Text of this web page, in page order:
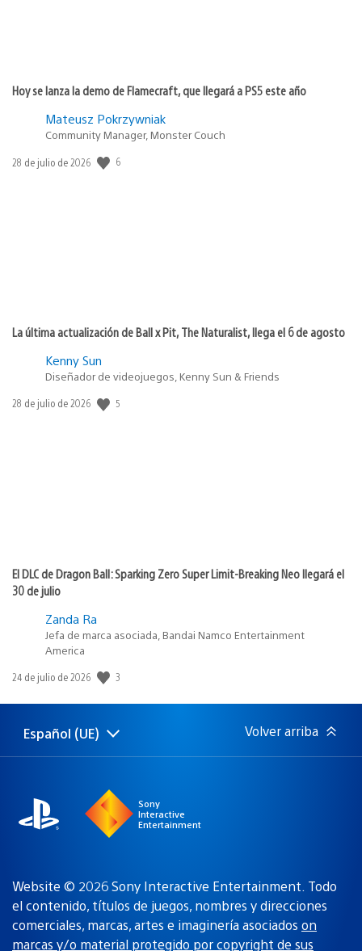
Hoy se lanza la demo de Flamecraft, que llegará a PS5 este año
Mateusz Pokrzywniak
Community Manager, Monster Couch
Fecha
28 de julio de 2026 6
La última actualización de Ball x Pit, The Naturalist, llega el 6 de agosto
Kenny Sun
Diseñador de videojuegos, Kenny Sun & Friends
Fecha
28 de julio de 2026 5
El DLC de Dragon Ball: Sparking Zero Super Limit-Breaking Neo llegará el
30 de julio
Zanda Ra
Jefa de marca asociada, Bandai Namco Entertainment
America
Fecha
publicación:
24 de julio de 2026 3
Selecciona
una
Región
actual:
Español (UE) Volver arriba
Sony
Interactive
Entertainment
Website © 2026 Sony Interactive Entertainment. Todo
el contenido, títulos de juegos, nombres y direcciones
comerciales, marcas, artes e imaginería asociados on
marcas y/o material protegido por copyright de sus